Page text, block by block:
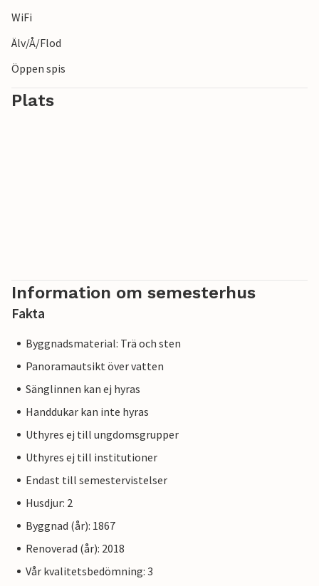
WiFi
Älv/Å/Flod
Öppen spis
Plats
Information om semesterhus
Fakta
Byggnadsmaterial: Trä och sten
Panoramautsikt över vatten
Sänglinnen kan ej hyras
Handdukar kan inte hyras
Uthyres ej till ungdomsgrupper
Uthyres ej till institutioner
Endast till semestervistelser
Husdjur: 2
Byggnad (år): 1867
Renoverad (år): 2018
Vår kvalitetsbedömning: 3